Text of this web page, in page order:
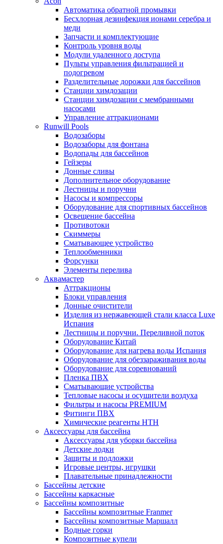
Автоматика обратной промывки
Беcхлорная дезинфекция ионами серебра и
меди
Запчасти и комплектующие
Контроль уровня воды
Модули удаленного доступа
Пульты управления фильтрацией и
подогревом
Разделительные дорожки для бассейнов
Станции химдозации
Станции химдозации с мембранными
насосами
Управление аттракционами
Runwill Pools
Водозаборы
Водозаборы для фонтана
Водопады для бассейнов
Гейзеры
Донные сливы
Дополнительное оборудование
Лестницы и поручни
Насосы и компрессоры
Оборудование для спортивных бассейнов
Освещение бассейна
Противотоки
Скиммеры
Сматывающее устройство
Теплообменники
Форсунки
Элементы перелива
Аквамастер
Аттракционы
Блоки управления
Донные очистители
Изделия из нержавеющей стали класса Luxe
Испания
Лестницы и поручни. Переливной поток
Оборудование Китай
Оборудование для нагрева воды Испания
Оборудование для обеззараживания воды
Оборудование для соревнований
Пленка ПВХ
Сматывающие устройства
Тепловые насосы и осушители воздуха
Фильтры и насосы PREMIUM
Фитинги ПВХ
Химические реагенты HTH
Аксессуары для бассейна
Аксессуары для уборки бассейна
Детские лодки
Защиты и подложки
Игровые центры, игрушки
Плавательные принадлежности
Бассейны детские
Бассейны каркасные
Бассейны композитные
Бассейны композитные Franmer
Бассейны композитные Маршалл
Водные горки
Композитные купели